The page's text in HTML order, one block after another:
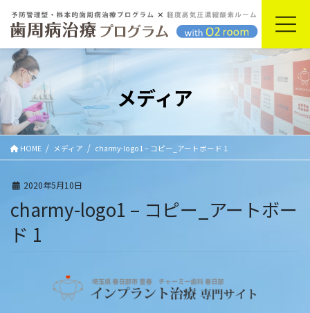
ン
に
動
ー
ョ
に
移
動
メディア
HOME メディア charmy-logo1 – コピー_アートボード 1
2020年5月10日
charmy-logo1 – コピー_アートボー
ド 1